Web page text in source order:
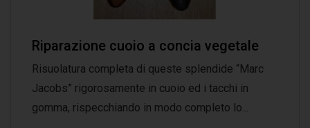
Riparazione cuoio a concia vegetale
Risuolatura completa di queste splendide “Marc
Jacobs” rigorosamente in cuoio ed i tacchi in
gomma, rispecchiando in modo completo lo...